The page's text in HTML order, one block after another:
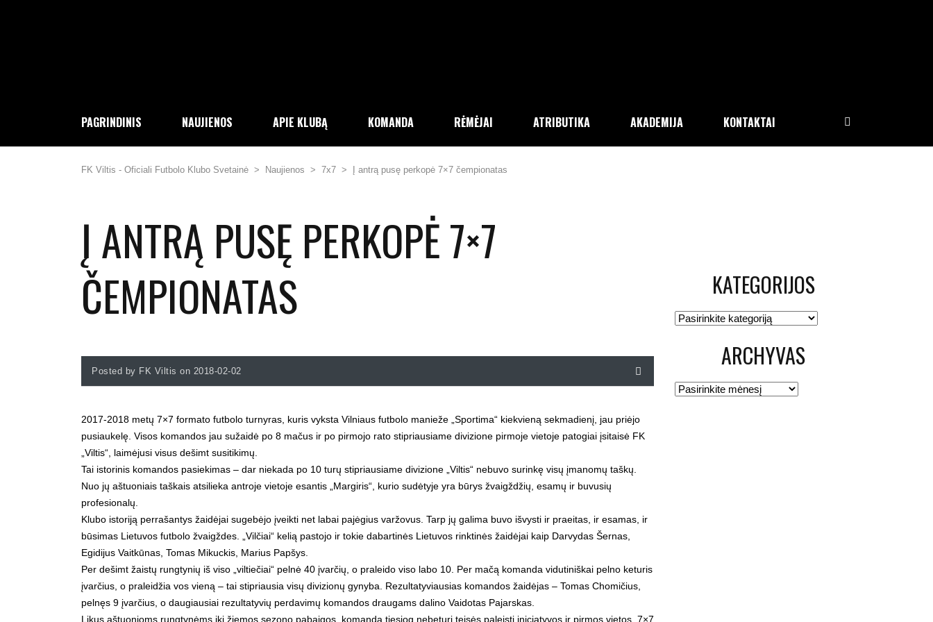
PAGRINDINIS NAUJIENOS APIE KLUBĄ KOMANDA RĖMĖJAI ATRIBUTIKA AKADEMIJA KONTAKTAI
FK Viltis - Oficiali Futbolo Klubo Svetainė > Naujienos > 7x7 > Į antrą pusę perkopė 7×7 čempionatas
Į ANTRĄ PUSĘ PERKOPĖ 7×7
ČEMPIONATAS
Posted by FK Viltis on 2018-02-02
2017-2018 metų 7×7 formato futbolo turnyras, kuris vyksta Vilniaus futbolo manieže „Sportima“ kiekvieną sekmadienį, jau priėjo
pusiaukelę. Visos komandos jau sužaidė po 8 mačus ir po pirmojo rato stipriausiame divizione pirmoje vietoje patogiai įsitaisė FK
„Viltis“, laimėjusi visus dešimt susitikimų.
Tai istorinis komandos pasiekimas – dar niekada po 10 turų stipriausiame divizione „Viltis“ nebuvo surinkę visų įmanomų taškų.
Nuo jų aštuoniais taškais atsilieka antroje vietoje esantis „Margiris“, kurio sudėtyje yra būrys žvaigždžių, esamų ir buvusių
profesionalų.
Klubo istoriją perrašantys žaidėjai sugebėjo įveikti net labai pajėgius varžovus. Tarp jų galima buvo išvysti ir praeitas, ir esamas, ir
būsimas Lietuvos futbolo žvaigždes. „Vilčiai“ kelią pastojo ir tokie dabartinės Lietuvos rinktinės žaidėjai kaip Darvydas Šernas,
Egidijus Vaitkūnas, Tomas Mikuckis, Marius Papšys.
Per dešimt žaistų rungtynių iš viso „viltiečiai“ pelnė 40 įvarčių, o praleido viso labo 10. Per mačą komanda vidutiniškai pelno keturis
įvarčius, o praleidžia vos vieną – tai stipriausia visų divizionų gynyba. Rezultatyviausias komandos žaidėjas – Tomas Chomičius,
pelnęs 9 įvarčius, o daugiausiai rezultatyvių perdavimų komandos draugams dalino Vaidotas Pajarskas.
Likus aštuonioms rungtynėms iki žiemos sezono pabaigos, komanda tiesiog nebeturi teisės paleisti iniciatyvos ir pirmos vietos. 7×7
KATEGORIJOS
Kategorijos
ARCHYVAS
Archyvas